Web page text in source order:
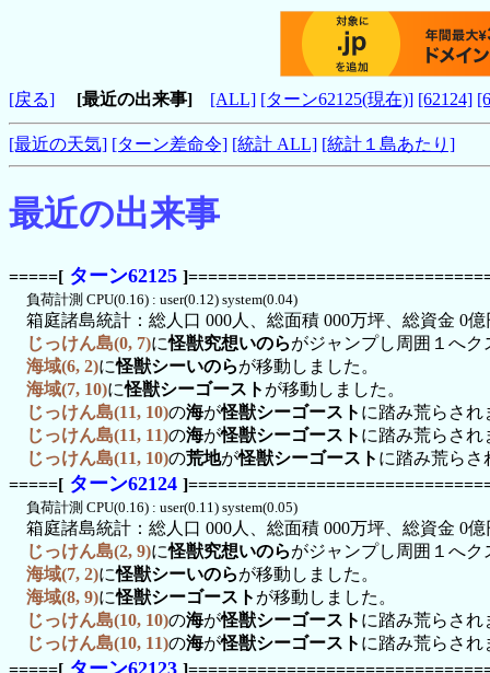
[戻る] [最近の出来事] [ALL] [ターン62125(現在)] [62124]
[最近の天気] [ターン差命令] [統計 ALL] [統計１島あたり]
最近の出来事
=====[ ターン62125
負荷計測 CPU(0.16) : user(0.12) system(0.04)
箱庭諸島統計：総人口 000人、総面積 000万坪、総資金 0億
じっけん島(0, 7)に怪獣究想いのらがジャンプし周囲１へ
海域(6, 2)に怪獣シーいのらが移動しました。
海域(7, 10)に怪獣シーゴースト が移動しました。
じっけん島(11, 10)の海が怪獣シーゴースト に踏み荒らされ
じっけん島(11, 11)の海が怪獣シーゴースト に踏み荒らされ
じっけん島(11, 10)の荒地が怪獣シーゴースト に踏み荒らさ
=====[ ターン62124
負荷計測 CPU(0.16) : user(0.11) system(0.05)
箱庭諸島統計：総人口 000人、総面積 000万坪、総資金 0億
じっけん島(2, 9)に怪獣究想いのらがジャンプし周囲１へ
海域(7, 2)に怪獣シーいのらが移動しました。
海域(8, 9)に怪獣シーゴースト が移動しました。
じっけん島(10, 10)の海が怪獣シーゴースト に踏み荒らされ
じっけん島(10, 11)の海が怪獣シーゴースト に踏み荒らされ
=====[ ターン62123